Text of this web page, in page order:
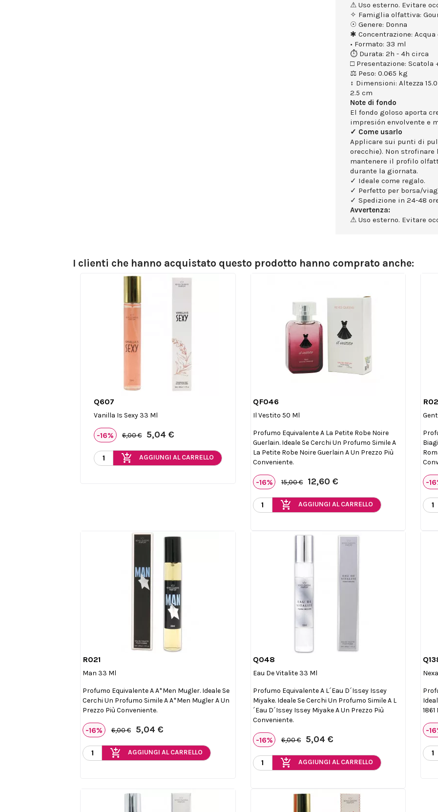
⚠ Uso esterno. Evitare
✧ Famiglia olfattiva:
☉ Genere: Donna
✱ Concentrazione:
• Formato: 33 ml
⏱ Durata: 2h - 4h circa
□ Presentazione: Scatola
⚖ Peso: 0.065 kg
↕ Dimensioni: Altezza
2.5 cm
Note di fondo
El fondo goloso aporta
impresión envolvente e
✓ Come usarlo
Applicare sui punti di
orecchie). Non strofinare
mantenere il profilo
durante la giornata.
✓ Ideale come regalo.
✓ Perfetto per borsa/
✓ Spedizione in 24-48
Avvertenza:
⚠ Uso esterno. Evitare
I clienti che hanno acquistato questo prodotto hanno comprato anche:
Q607
Vanilla Is Sexy 33 Ml
-16% 6,00 € 5,04 €
add_shopping_cart AGGIUNGI AL CARRELLO
QF046
Il Vestito 50 Ml
Profumo Equivalente A La Petite Robe Noire
Guerlain. Ideale Se Cerchi Un Profumo Simile A
La Petite Robe Noire Guerlain A Un Prezzo Più
Conveniente.
-16% 15,00 € 12,60 €
add_shopping_cart AGGIUNGI AL CARRELLO
-
R021
Man 33 Ml
Profumo Equivalente A A*Men Mugler. Ideale Se
Cerchi Un Profumo Simile A A*Men Mugler A Un
Prezzo Più Conveniente.
-16% 6,00 € 5,04 €
add_shopping_cart AGGIUNGI AL CARRELLO
Q048
Eau De Vitalite 33 Ml
Profumo Equivalente A L´eau D´Issey Issey
Miyake. Ideale Se Cerchi Un Profumo Simile A L
´eau D´Issey Issey Miyake A Un Prezzo Più
Conveniente.
-16% 6,00 € 5,04 €
add_shopping_cart AGGIUNGI AL CARRELLO
-